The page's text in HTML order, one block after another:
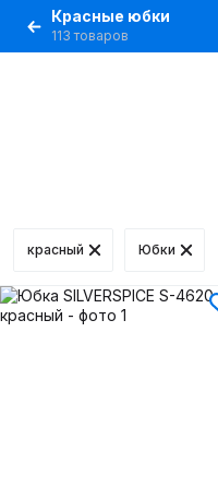
Красные юбки
113 товаров
красный Юбки